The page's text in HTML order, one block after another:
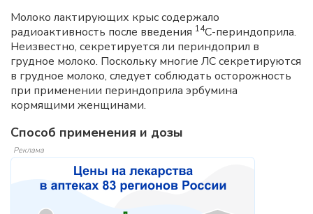
Молоко лактирующих крыс содержало
радиоактивность после введения 14C-периндоприла.
Неизвестно, секретируется ли периндоприл в
грудное молоко. Поскольку многие ЛС секретируются
в грудное молоко, следует соблюдать осторожность
при применении периндоприла эрбумина
кормящими женщинами.
Способ применения и дозы
Реклама